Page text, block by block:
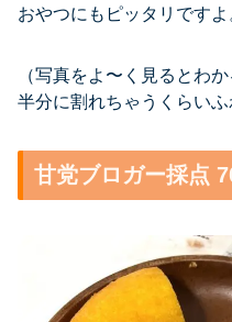
おやつにもピッタリですよ
（写真をよ〜く見るとわ
半分に割れちゃうくらいふ
甘党ブロガー採点